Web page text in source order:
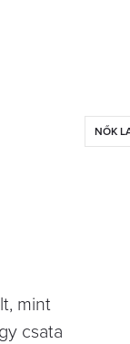
NŐK
mint
csata